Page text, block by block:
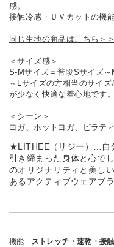
感。
接触冷感・ＵＶカットの機
同じ生地の商品はこちら＞＞
＜サイズ感＞
S-Mサイズ＝普段Sサイズ
～Lサイズの方相当のサイ
が少なく快適な着心地です。
＜シーン＞
ヨガ、ホットヨガ、ピラテ
★LITHEE（リジー）…自
引き締まった身体と心で
のオリジナリティと美し
あるアクティブウェアブラ
機能 ストレッチ・速乾・接